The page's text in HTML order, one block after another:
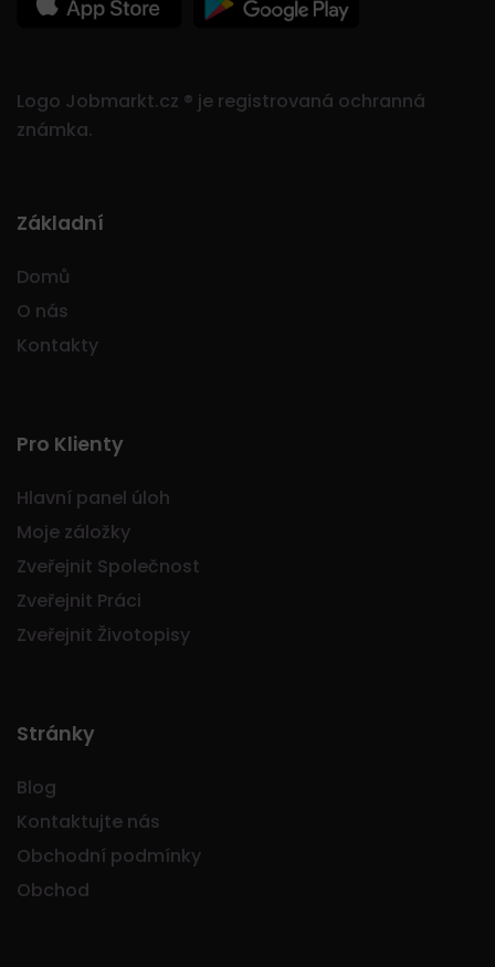
Logo Jobmarkt.cz ® je registrovaná ochranná
známka.
Základní
Domů
O nás
Kontakty
Pro Klienty
Hlavní panel úloh
Moje záložky
Zveřejnit Společnost
Zveřejnit Práci
Zveřejnit Životopisy
Stránky
Blog
Kontaktujte nás
Obchodní podmínky
Obchod